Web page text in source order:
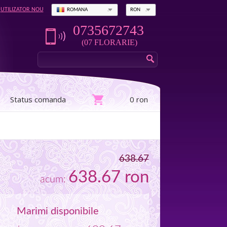
UTILIZATOR NOU ROMANA RON
0735672743
(07 FLORARIE)
0 ron
Status comanda
638.67
acum:638.67ron
Marimi disponibile